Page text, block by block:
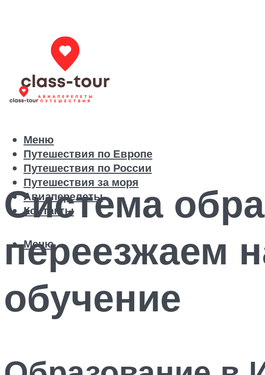
Путешествия по Европе
Путешествия по России
Путешествия за моря
Авиаперелеты
Контакты
Меню
Меню
Система
переезжаем
обучение